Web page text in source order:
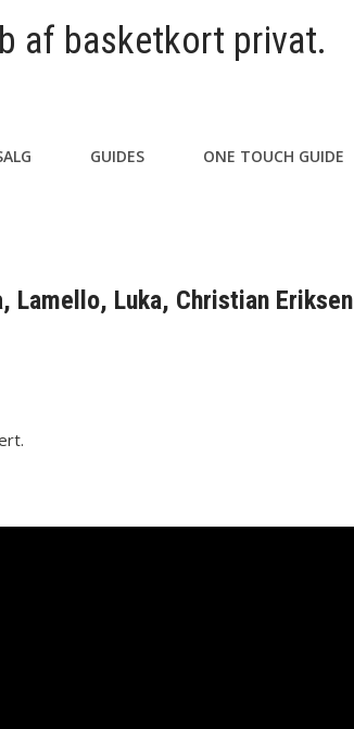
af basketkort privat.
GUIDES ONE TOUCH GUIDE
Luka, Christian Eriksen